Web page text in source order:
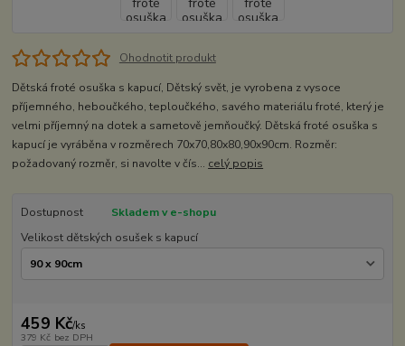
Ohodnotit produkt
Dětská froté osuška s kapucí, Dětský svět, je vyrobena z vysoce
příjemného, heboučkého, teploučkého, savého materiálu froté, který je
velmi příjemný na dotek a sametově jemňoučký. Dětská froté osuška s
kapucí je vyráběna v rozměrech 70x70,80x80,90x90cm. Rozměr:
požadovaný rozměr, si navolte v čís... celý popis
Dostupnost
Skladem v e-shopu
Velikost dětských osušek s kapucí
459 Kč/ks
379 Kč bez DPH